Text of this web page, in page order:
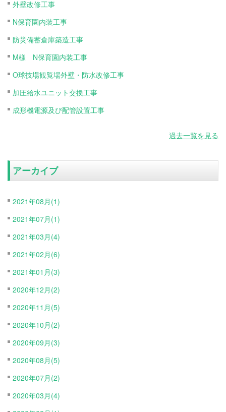
外壁改修工事
N保育園内装工事
防災備蓄倉庫築造工事
M様 N保育園内装工事
O球技場観覧場外壁・防水改修工事
加圧給水ユニット交換工事
成形機電源及び配管設置工事
過去一覧を見る
アーカイブ
2021年08月(1)
2021年07月(1)
2021年03月(4)
2021年02月(6)
2021年01月(3)
2020年12月(2)
2020年11月(5)
2020年10月(2)
2020年09月(3)
2020年08月(5)
2020年07月(2)
2020年03月(4)